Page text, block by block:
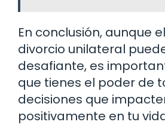
En conclusión, aunque
divorcio unilateral
desafiante, es
que tienes el poder de
decisiones que
positivamente en tu